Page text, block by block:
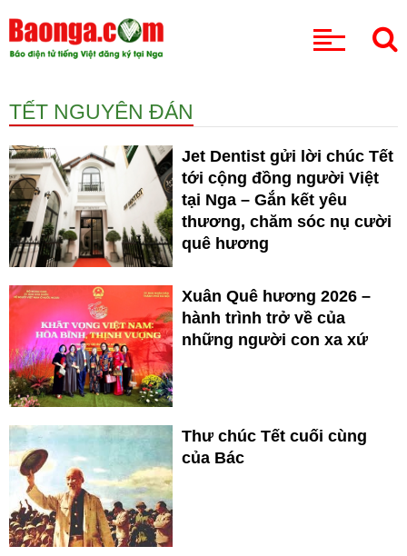
TẾT NGUYÊN ĐÁN
Jet Dentist gửi lời chúc Tết
tới cộng đồng người Việt
tại Nga – Gắn kết yêu
thương, chăm sóc nụ cười
quê hương
Xuân Quê hương 2026 –
hành trình trở về của
những người con xa xứ
Thư chúc Tết cuối cùng
của Bác